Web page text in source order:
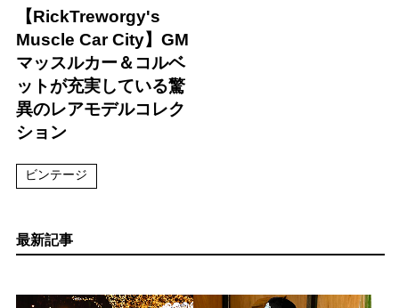
【RickTreworgy's
Muscle Car City】GM
マッスルカー＆コルベ
ットが充実している驚
異のレアモデルコレク
ション
ビンテージ
最新記事